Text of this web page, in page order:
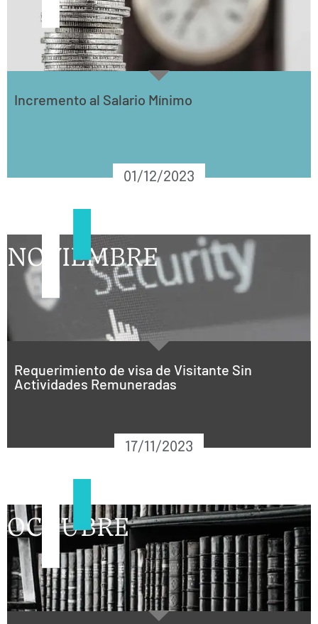
Incremento al Salario Mínimo
01/12/2023
NOVIEMBRE
Requerimiento de visa de Visitante Sin
Actividades Remuneradas
17/11/2023
OCTUBRE